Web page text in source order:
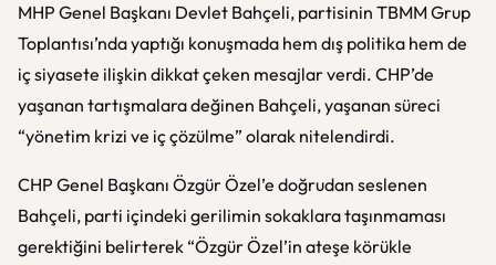
MHP Genel Başkanı Devlet Bahçeli, partisinin TBMM Grup
Toplantısı’nda yaptığı konuşmada hem dış politika hem de
iç siyasete ilişkin dikkat çeken mesajlar verdi. CHP’de
yaşanan tartışmalara değinen Bahçeli, yaşanan süreci
“yönetim krizi ve iç çözülme” olarak nitelendirdi.
CHP Genel Başkanı Özgür Özel’e doğrudan seslenen
Bahçeli, parti içindeki gerilimin sokaklara taşınmaması
gerektiğini belirterek “Özgür Özel’in ateşe körükle